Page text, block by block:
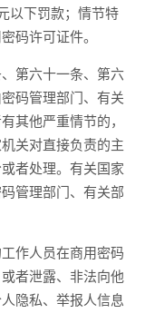
以下罚款；情节特
码许可证件。
第六十一条、第六
码管理部门、有关
其他严重情节的，
关对直接负责的主
者处理。有关国家
管理部门、有关部
作人员在商用密码
者泄露、非法向他
隐私、举报人信息